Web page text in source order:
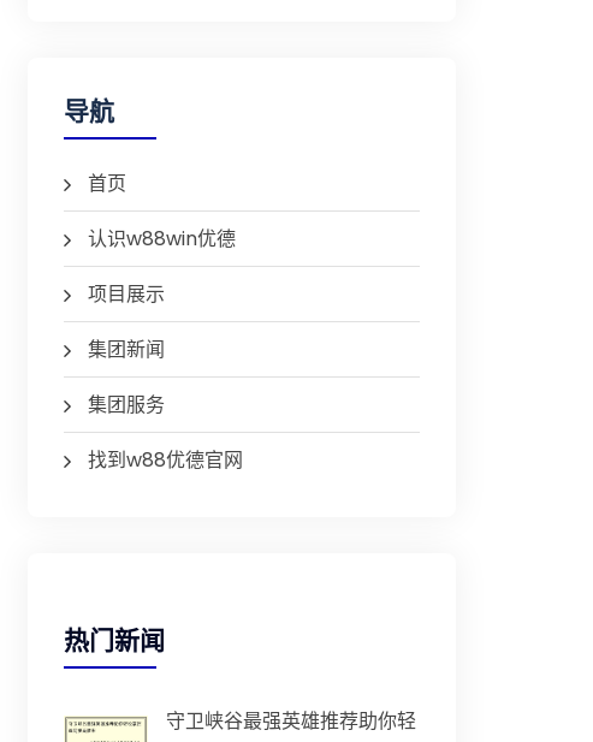
导航
首页
认识w88win优德
项目展示
集团新闻
集团服务
找到w88优德官网
热门新闻
守卫峡谷最强英雄推荐助你轻